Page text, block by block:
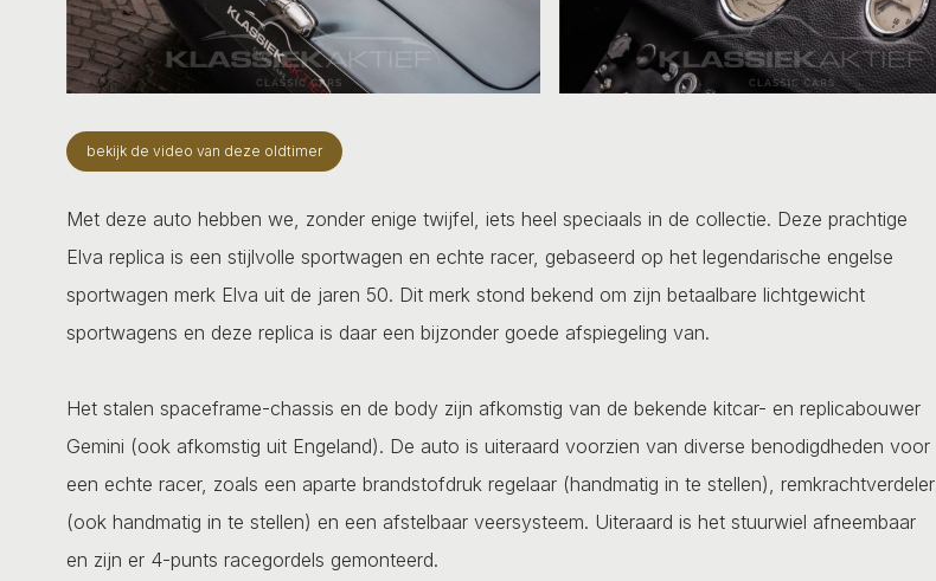
bekijk de video van deze oldtimer
Met deze auto hebben we, zonder enige twijfel, iets heel speciaals in de collectie. Deze prachtige
Elva replica is een stijlvolle sportwagen en echte racer, gebaseerd op het legendarische engelse
sportwagen merk Elva uit de jaren 50. Dit merk stond bekend om zijn betaalbare lichtgewicht
sportwagens en deze replica is daar een bijzonder goede afspiegeling van.
Het stalen spaceframe-chassis en de body zijn afkomstig van de bekende kitcar- en replicabouwer
Gemini (ook afkomstig uit Engeland). De auto is uiteraard voorzien van diverse benodigdheden voor
een echte racer, zoals een aparte brandstofdruk regelaar (handmatig in te stellen), remkrachtverdeler
(ook handmatig in te stellen) en een afstelbaar veersysteem. Uiteraard is het stuurwiel afneembaar
en zijn er 4-punts racegordels gemonteerd.